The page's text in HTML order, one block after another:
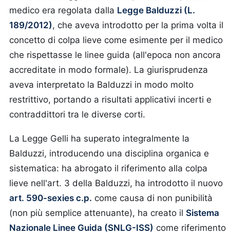
medico era regolata dalla Legge Balduzzi (L.
189/2012), che aveva introdotto per la prima volta il
concetto di colpa lieve come esimente per il medico
che rispettasse le linee guida (all'epoca non ancora
accreditate in modo formale). La giurisprudenza
aveva interpretato la Balduzzi in modo molto
restrittivo, portando a risultati applicativi incerti e
contraddittori tra le diverse corti.
La Legge Gelli ha superato integralmente la
Balduzzi, introducendo una disciplina organica e
sistematica: ha abrogato il riferimento alla colpa
lieve nell'art. 3 della Balduzzi, ha introdotto il nuovo
art. 590-sexies c.p. come causa di non punibilità
(non più semplice attenuante), ha creato il Sistema
Nazionale Linee Guida (SNLG-ISS) come riferimento